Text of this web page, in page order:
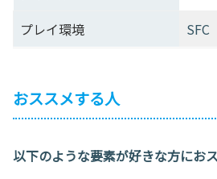
プレイ環境
SFC
おススメする人
以下のような要素が好きな方にお